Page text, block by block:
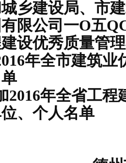
乡建设局、市
限公司一O五
设优秀质量管
年全市建筑业
2016年全省工程
、个人名单